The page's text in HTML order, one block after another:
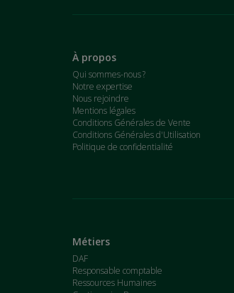
À propos
Qui sommes-nous ?
Notre expertise
Nous rejoindre
Mentions légales
Conditions Générales de Vente
Conditions Générales d'Utilisation
Politique de confidentialité
Métiers
DAF
Responsable comptable
Ressources Humaines